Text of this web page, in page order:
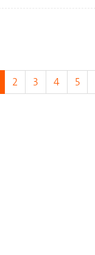
(current)
2 3 4 5